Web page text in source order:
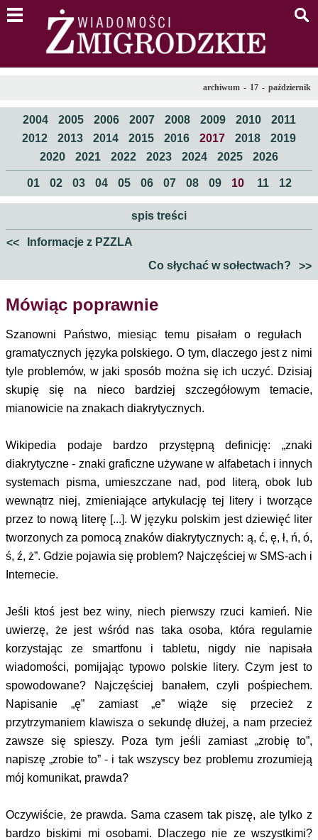
archiwum - 17 - październik
2004 2005 2006 2007 2008 2009 2010
2011
2012
2013 2014 2015 2016 2017 2018
2019
2020
2021 2022 2023 2024 2025 2026
01 02 03 04 05 06 07 08 09 10 11 12
spis treści
<<
Informacje z PZZLA
>>
Co słychać w sołectwach?
Mówiąc poprawnie
Szanowni Państwo, miesiąc temu pisałam o regułach
gramatycznych języka polskiego. O tym, dlaczego jest z nimi
tyle problemów, w jaki sposób można się ich uczyć. Dzisiaj
skupię się na nieco bardziej szczegółowym temacie,
mianowicie na znakach diakrytycznych.
Wikipedia podaje bardzo przystępną definicję: „znaki
diakrytyczne - znaki graficzne używane w alfabetach i innych
systemach pisma, umieszczane nad, pod literą, obok lub
wewnątrz niej, zmieniające artykulację tej litery i tworzące
przez to nową literę [...]. W języku polskim jest dziewięć liter
tworzonych za pomocą znaków diakrytycznych: ą, ć, ę, ł, ń, ó,
ś, ź, ż”. Gdzie pojawia się problem? Najczęściej w SMS-ach i
Internecie.
Jeśli ktoś jest bez winy, niech pierwszy rzuci kamień. Nie
uwierzę, że jest wśród nas taka osoba, która regularnie
korzystając ze smartfonu i tabletu, nigdy nie napisała
wiadomości, pomijając typowo polskie litery. Czym jest to
spowodowane? Najczęściej banałem, czyli pośpiechem.
Napisanie „ę” zamiast „e” wiąże się przecież z
przytrzymaniem klawisza o sekundę dłużej, a nam przecież
zawsze się spieszy. Poza tym jeśli zamiast „zrobię to”,
napiszę „zrobie to” - i tak wszyscy bez problemu zrozumieją
mój komunikat, prawda?
Oczywiście, że prawda. Sama czasem tak piszę, ale tylko z
bardzo biskimi mi osobami. Dlaczego nie ze wszystkimi?